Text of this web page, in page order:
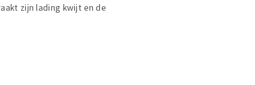
zijn lading kwijt en de